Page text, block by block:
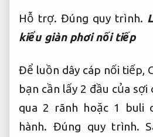
Hỗ trợ. Đúng quy trình.
kiểu giàn phơi nối tiếp
Để luồn dây cáp nối tiếp,
bạn cần lấy 2 đầu của sợi
qua 2 rãnh hoặc 1 buli
hành. Đúng quy trình.